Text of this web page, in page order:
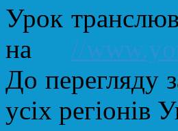
Урок
на //
До перегляду
усіх регіонів